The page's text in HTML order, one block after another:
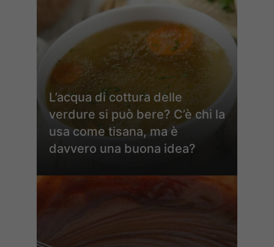
L’acqua di cottura delle
verdure si può bere? C’è chi la
usa come tisana, ma è
davvero una buona idea?